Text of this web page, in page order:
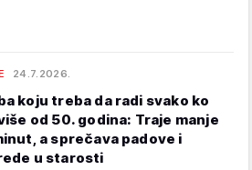
24.7.2026.
koju treba da radi svako ko
od 50. godina: Traje manje
a sprečava padove i
u starosti